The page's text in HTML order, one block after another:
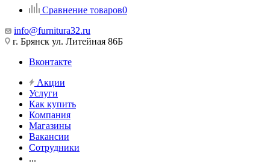
Сравнение товаров0
info@furnitura32.ru
г. Брянск ул. Литейная 86Б
Вконтакте
Акции
Услуги
Как купить
Компания
Магазины
Вакансии
Сотрудники
...